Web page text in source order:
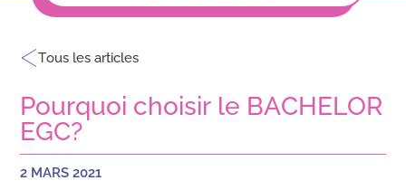
Tous les articles
Pourquoi choisir le BACHELOR
EGC?
2 MARS 2021